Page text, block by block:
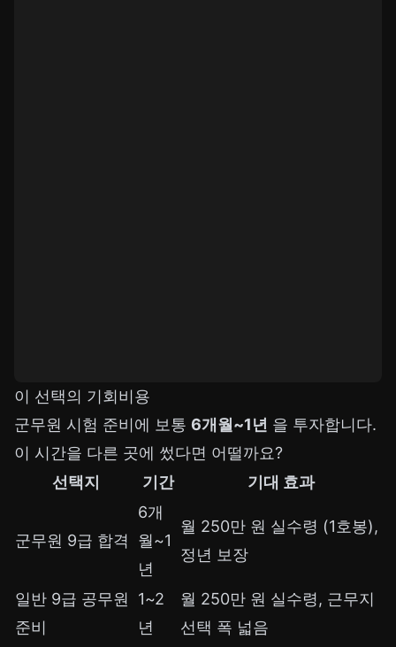
이 선택의 기회비용
군무원 시험 준비에 보통 6개월~1년 을 투자합니다.
이 시간을 다른 곳에 썼다면 어떨까요?
선택지
기간 기대 효과
군무원 9급 합격
6개
월~1
년
월 250만 원 실수령 (1호봉),
정년 보장
일반 9급 공무원
준비
1~2
년
월 250만 원 실수령, 근무지
선택 폭 넓음